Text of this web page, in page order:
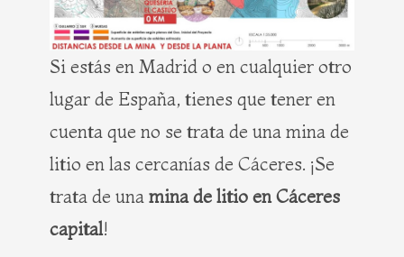
Si estás en Madrid o en cualquier otro
lugar de España, tienes que tener en
cuenta que no se trata de una mina de
litio en las cercanías de Cáceres. ¡Se
trata de una mina de litio en Cáceres
capital!